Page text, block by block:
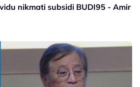
nikmati subsidi BUDI95 - Amir